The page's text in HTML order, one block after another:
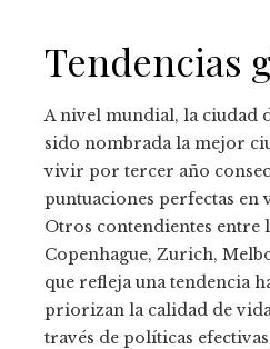
Tendencias
A nivel mundial, la ciudad
sido nombrada la mejor
vivir por tercer año
puntuaciones perfectas en
Otros contendientes entre
Copenhague, Zurich,
que refleja una tendencia
priorizan la calidad de
través de políticas